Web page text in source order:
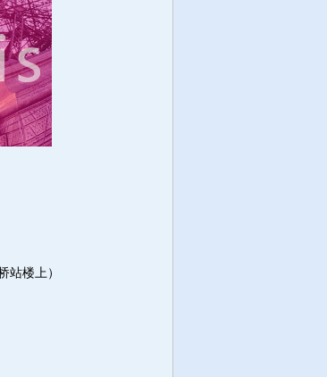
站楼上）